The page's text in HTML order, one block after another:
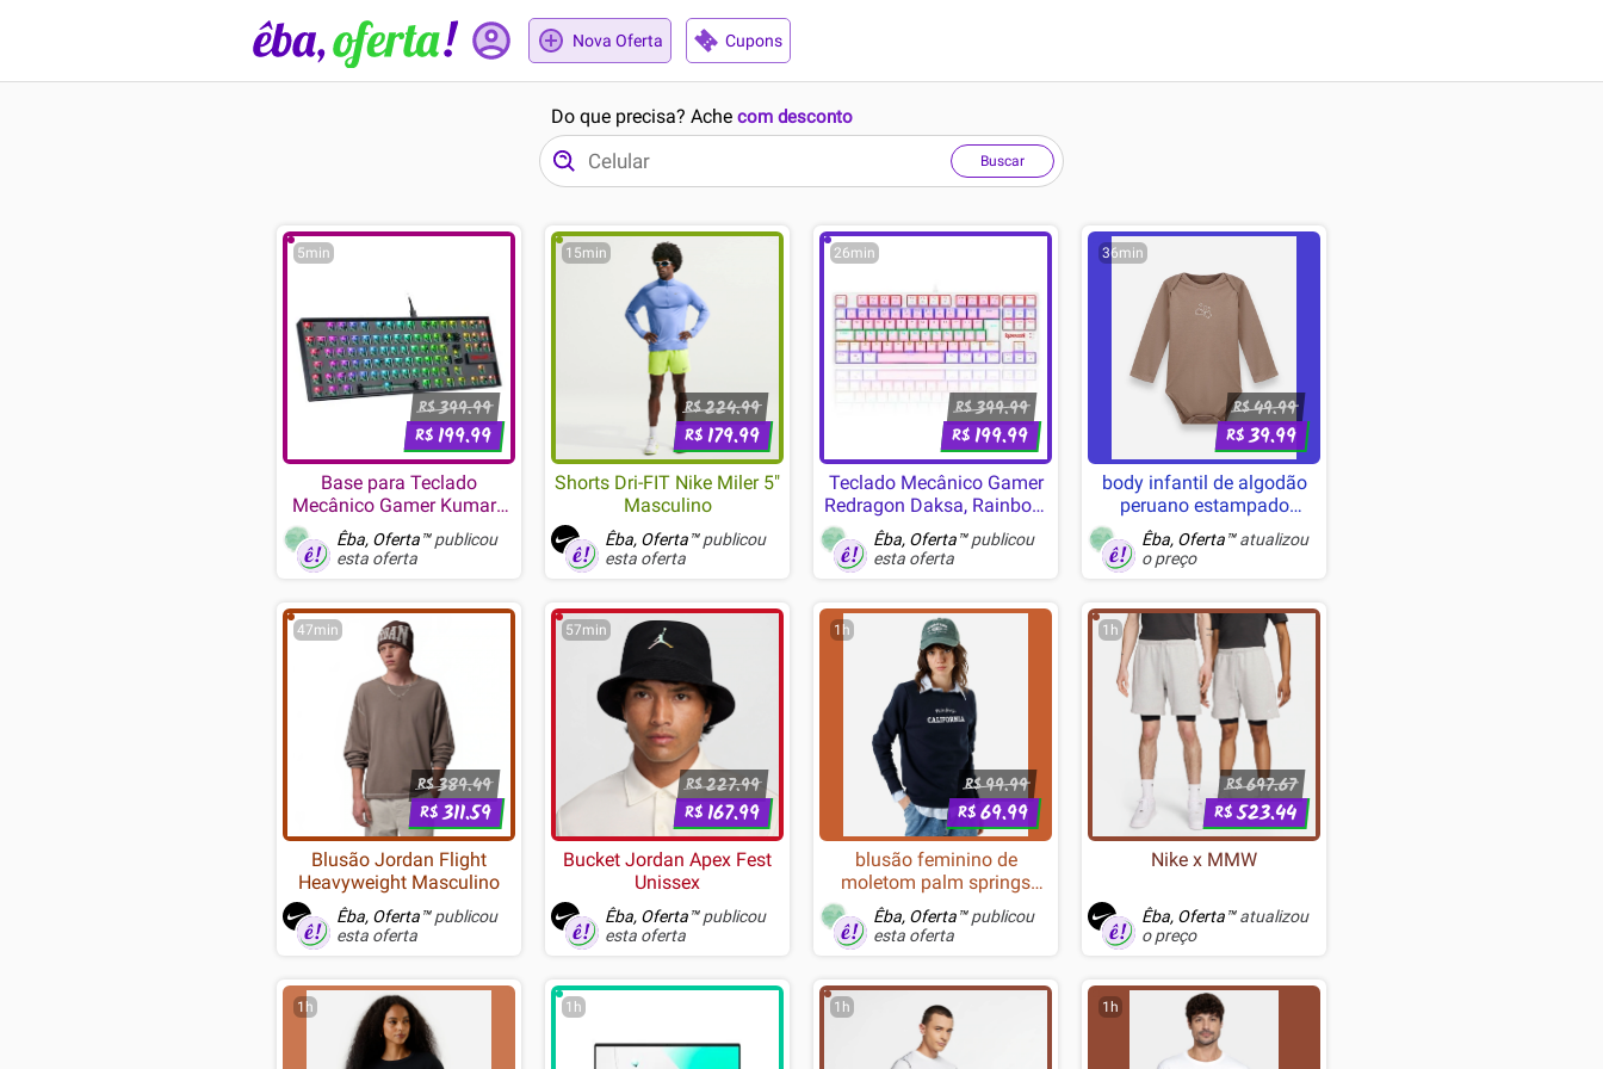
Nova Oferta Cupons
Do que precisa? Ache com desconto
Buscar
5min
R$399.99
R$199.99
Base para Teclado
Mecânico Gamer Kumara
Barebone Edition, RGB,
USB, ABNT2, Preto - RD-
Êba, Oferta™publicou
esta oferta
15min
R$224.99
R$179.99
Shorts Dri-FIT Nike Miler 5"
Masculino
Êba, Oferta™publicou
esta oferta
26min
R$399.99
R$199.99
Teclado Mecânico Gamer
Redragon Daksa, Rainbow,
Switch Blue, ABNT2, Rosa e
Branco - K576PW-R (PT-
Êba, Oferta™publicou
esta oferta
36min
R$49.99
R$39.99
body infantil de algodão
peruano estampado
manga longa marrom
Êba, Oferta™atualizou
o preço
47min
R$389.49
R$311.59
Blusão Jordan Flight
Heavyweight Masculino
Êba, Oferta™publicou
esta oferta
57min
R$227.99
R$167.99
Bucket Jordan Apex Fest
Unissex
Êba, Oferta™publicou
esta oferta
1h
R$99.99
R$69.99
blusão feminino de
moletom palm springs
califórnia azul
Êba, Oferta™publicou
esta oferta
1h
R$697.67
R$523.44
Nike x MMW
Êba, Oferta™atualizou
o preço
1h 1h 1h 1h